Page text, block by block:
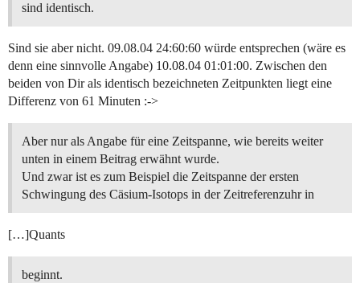
sind identisch.
Sind sie aber nicht. 09.08.04 24:60:60 würde entsprechen (wäre es
denn eine sinnvolle Angabe) 10.08.04 01:01:00. Zwischen den
beiden von Dir als identisch bezeichneten Zeitpunkten liegt eine
Differenz von 61 Minuten :->
Aber nur als Angabe für eine Zeitspanne, wie bereits weiter
unten in einem Beitrag erwähnt wurde.
Und zwar ist es zum Beispiel die Zeitspanne der ersten
Schwingung des Cäsium-Isotops in der Zeitreferenzuhr in
[…]Quants
beginnt.